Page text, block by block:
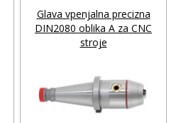
Glava vpenjalna precizna
DIN2080 oblika A za CNC
stroje